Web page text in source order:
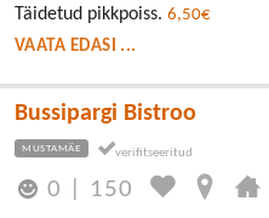
Täidetud pikkpoiss. 6,50€
VAATA EDASI ...
Bussipargi Bistroo
MUSTAMÄE
0 150